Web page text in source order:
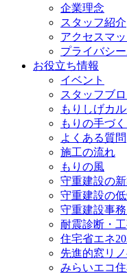
企業理念
スタッフ紹介
アクセスマ
プライバシ
お役立ち情報
イベント
スタッフブ
もりしげカ
もりの手づ
よくある質問
施工の流れ
もりの風
守重建設の
守重建設の
守重建設事
耐震診断・
住宅省エネ
先進的窓リ
みらいエコ